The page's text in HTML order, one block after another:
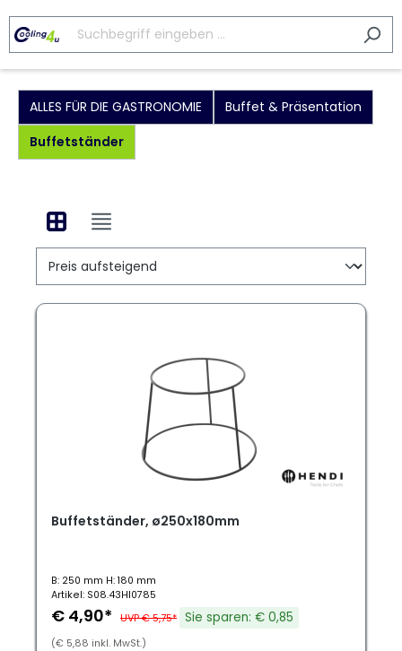
ALLES FÜR DIE GASTRONOMIE
Buffet & Präsentation
Buffetständer
Buffetständer, ø250x180mm
B: 250 mm H: 180 mm
Artikel: S08.43HI0785
€ 4,90* UVP € 5,75* Sie sparen: € 0,85
(€ 5,88 inkl. MwSt.)